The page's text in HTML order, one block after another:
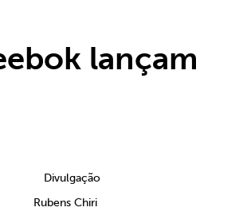
lançam
Rubens Chiri